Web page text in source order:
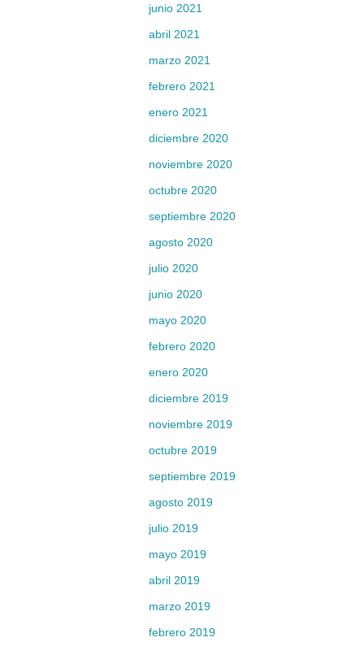
junio 2021
abril 2021
marzo 2021
febrero 2021
enero 2021
diciembre 2020
noviembre 2020
octubre 2020
septiembre 2020
agosto 2020
julio 2020
junio 2020
mayo 2020
febrero 2020
enero 2020
diciembre 2019
noviembre 2019
octubre 2019
septiembre 2019
agosto 2019
julio 2019
mayo 2019
abril 2019
marzo 2019
febrero 2019